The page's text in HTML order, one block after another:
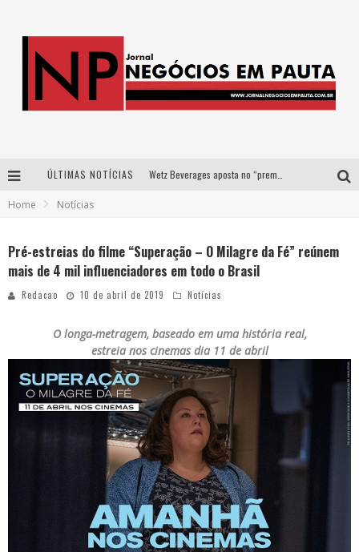
ÚLTIMAS NOTÍCIAS
Home Notícias
Pré-estreias do filme “Superação – O Milagre da Fé” reúnem
mais de 4 mil influenciadores em todo o Brasil
Redacao 10 de abril de 2019 Notícias
O longa-metragem, baseado em uma história real,
estreia nos cinemas dia 11 de abril